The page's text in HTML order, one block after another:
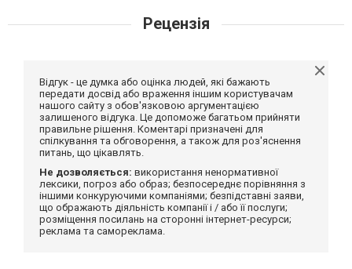
Рецензія
Відгук - це думка або оцінка людей, які бажають
передати досвід або враження іншим користувачам
нашого сайту з обов'язковою аргументацією
залишеного відгука. Це допоможе багатьом прийняти
правильне рішення. Коментарі призначені для
спілкування та обговорення, а також для роз'яснення
питань, що цікавлять.
Не дозволяється: використання ненормативної
лексики, погроз або образ; безпосереднє порівняння з
іншими конкуруючими компаніями; безпідставні заяви,
що ображають діяльність компанії і / або її послуги;
розміщення посилань на сторонні інтернет-ресурси;
реклама та самореклама.